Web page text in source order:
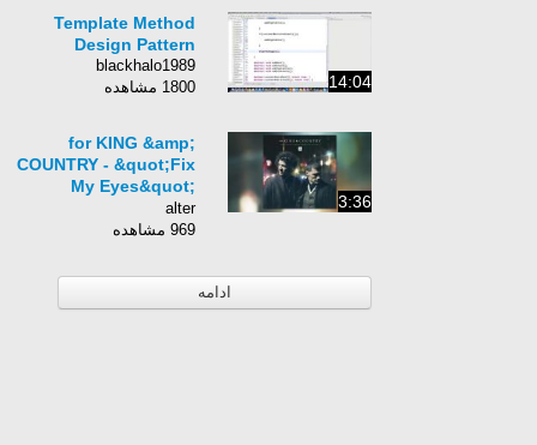
14:04
Template Method
Design Pattern
blackhalo1989
1800 مشاهده
3:36
for KING &amp;
COUNTRY - &quot;Fix
My Eyes&quot;
(Official Audio)
alter
969 مشاهده
ادامه